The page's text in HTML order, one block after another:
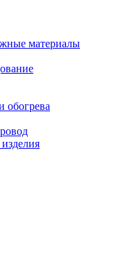
материалы
обогрева